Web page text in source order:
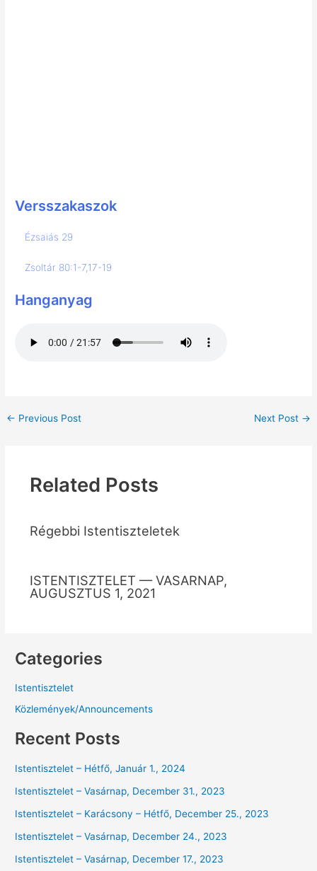
Versszakaszok
Ézsaiás 29
Zsoltár 80:1-7,17-19
Hanganyag
← Previous Post Next Post →
Related Posts
Régebbi Istentiszteletek
ISTENTISZTELET — VASARNAP,
AUGUSZTUS 1, 2021
Categories
Istentisztelet
Közlemények/Announcements
Recent Posts
Istentisztelet – Hétfő, Január 1., 2024
Istentisztelet – Vasárnap, December 31., 2023
Istentisztelet – Karácsony – Hétfő, December 25., 2023
Istentisztelet – Vasárnap, December 24., 2023
Istentisztelet – Vasárnap, December 17., 2023